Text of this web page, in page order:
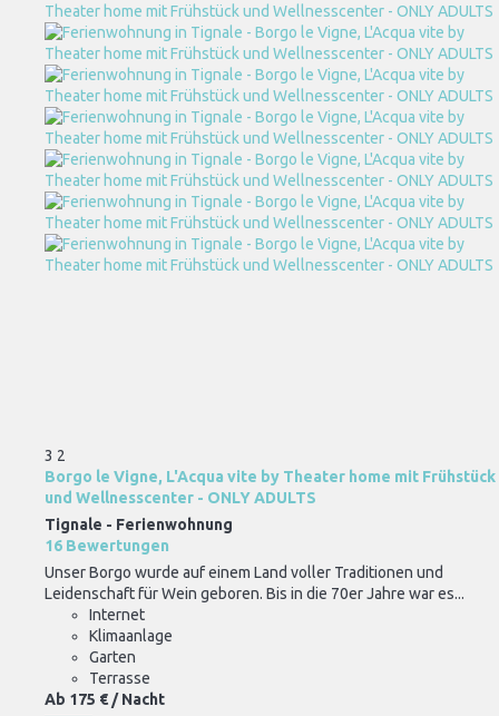
3 2
Borgo le Vigne, L'Acqua vite by Theater home mit Frühstück
und Wellnesscenter - ONLY ADULTS
Tignale - Ferienwohnung
16 Bewertungen
Unser Borgo wurde auf einem Land voller Traditionen und
Leidenschaft für Wein geboren. Bis in die 70er Jahre war es...
Internet
Klimaanlage
Garten
Terrasse
Ab 175 € / Nacht